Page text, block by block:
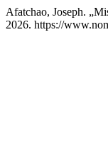
Afatchao, Joseph.
2026. https://